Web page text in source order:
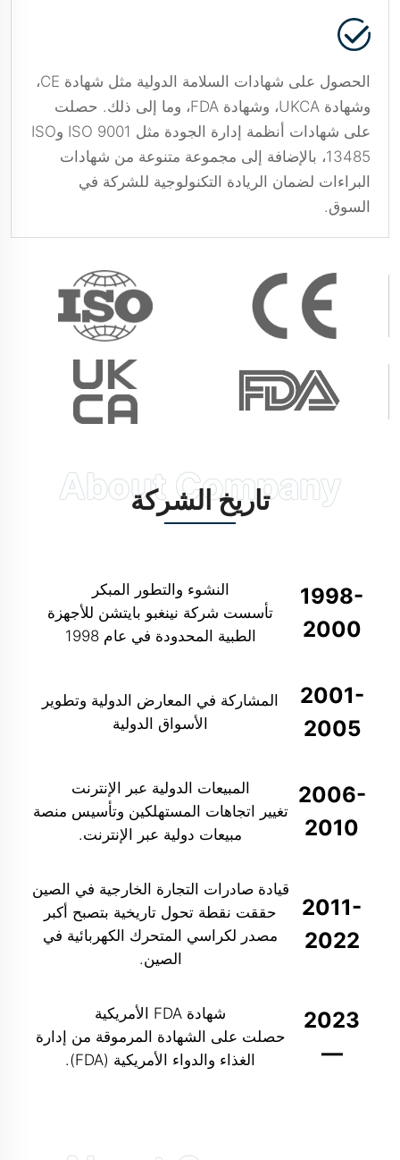
الحصول على شهادات السلامة الدولية مثل شهادة CE،
وشهادة UKCA، وشهادة FDA، وما إلى ذلك. حصلت
على شهادات أنظمة إدارة الجودة مثل ISO 9001 وISO
13485، بالإضافة إلى مجموعة متنوعة من شهادات
البراءات لضمان الريادة التكنولوجية للشركة في
السوق.
تاريخ الشركة
1998-
2000
النشوء والتطور المبكر
تأسست شركة نينغبو بايتشن للأجهزة
الطبية المحدودة في عام 1998
2001-
2005
المشاركة في المعارض الدولية وتطوير
الأسواق الدولية
2006-
2010
المبيعات الدولية عبر الإنترنت
تغيير اتجاهات المستهلكين وتأسيس منصة
مبيعات دولية عبر الإنترنت.
2011-
2022
قيادة صادرات التجارة الخارجية في الصين
حققت نقطة تحول تاريخية بتصبح أكبر
مصدر لكراسي المتحرك الكهربائية في
الصين.
2023
—
شهادة FDA الأمريكية
حصلت على الشهادة المرموقة من إدارة
الغذاء والدواء الأمريكية (FDA).